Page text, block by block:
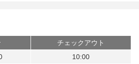
チェックアウト
10:00